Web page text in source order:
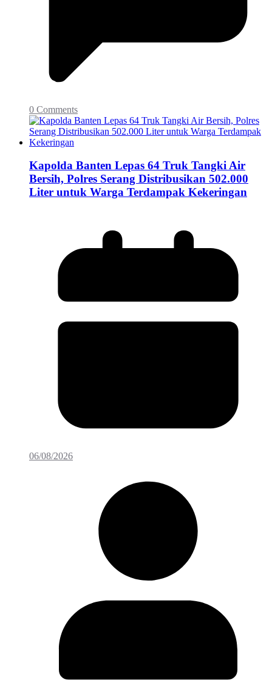
0 Comments
Kapolda Banten Lepas 64 Truk Tangki Air
Bersih, Polres Serang Distribusikan 502.000
Liter untuk Warga Terdampak Kekeringan
06/08/2026